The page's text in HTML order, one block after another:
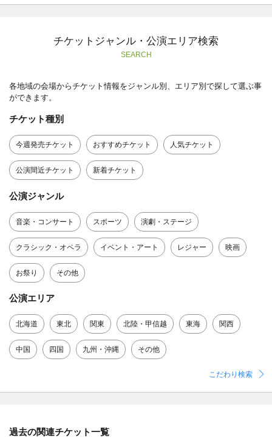
チケットジャンル・公演エリア検索
SEARCH
各地域の会場からチケット情報をジャンル別、エリア別で探して選ぶ事
ができます。
チケット種別
今週発売チケット おすすめチケット 人気チケット
公演間近チケット 新着チケット
公演ジャンル
音楽・コンサート スポーツ 演劇・ステージ
クラシック・オペラ イベント・アート レジャー 映画
お祭り その他
公演エリア
北海道 東北 関東 北陸・甲信越 東海 関西
中国 四国 九州・沖縄 その他
こだわり検索
過去の関連チケット一覧